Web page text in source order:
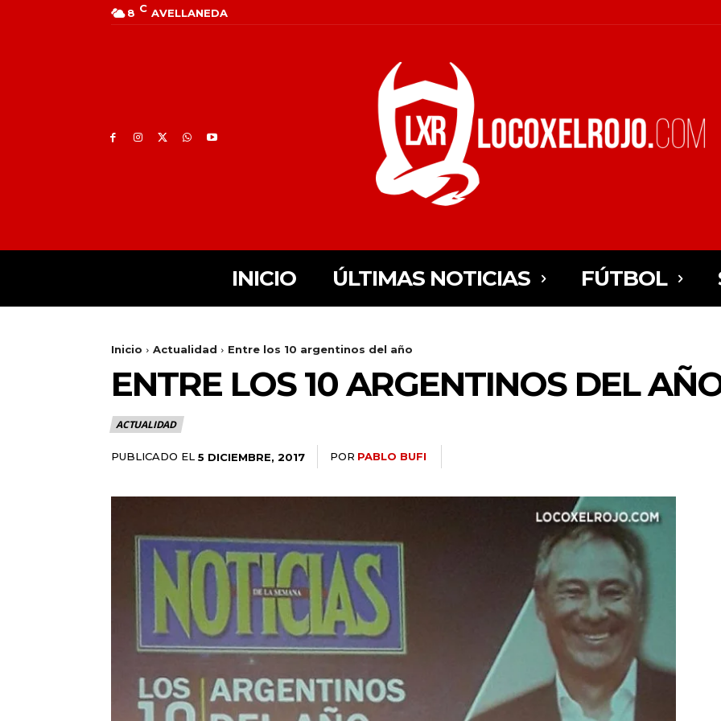
8 C AVELLANEDA
INICIO ÚLTIMAS NOTICIAS FÚTBOL
Inicio Actualidad Entre los 10 argentinos del año
ENTRE LOS 10 ARGENTINOS DEL
ACTUALIDAD
PUBLICADO EL 5 DICIEMBRE, 2017 POR PABLO BUFI